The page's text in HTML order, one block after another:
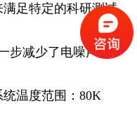
足特定的科研测试
步减少了电噪声和
温度范围：80K